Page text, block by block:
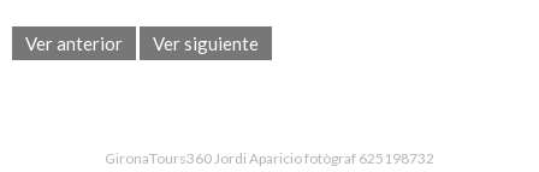
Ver anterior Ver siguiente
GironaTours360 Jordi Aparicio fotògraf 625198732